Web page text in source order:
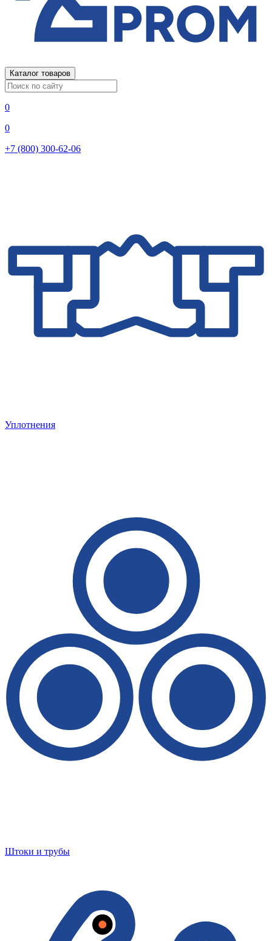
Каталог товаров
0
0
+7 (800) 300-62-06
Уплотнения
Штоки и трубы